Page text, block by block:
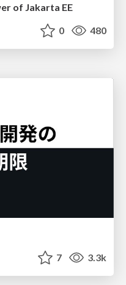
of Jakarta EE
0 480
7 3.3k